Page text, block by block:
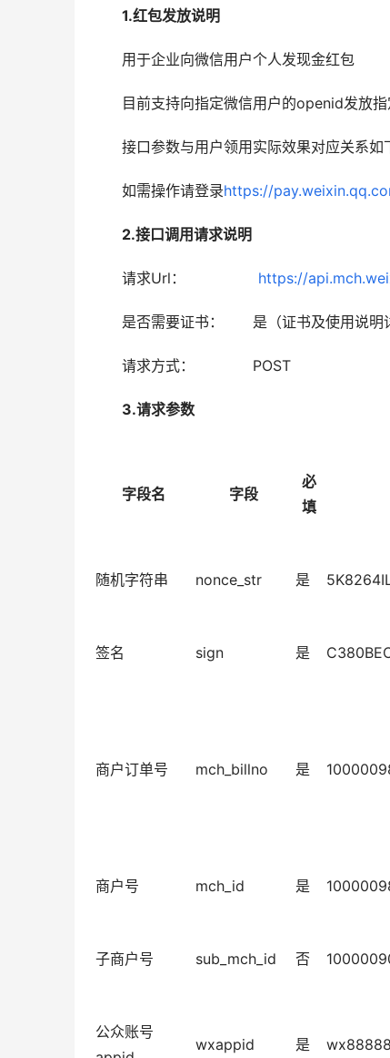
1.红包发放说明
用于企业向微信用户个人发现金红包
目前支持向指定微信用户的openid发放指
接口参数与用户领用实际效果对应关系如
如需操作请登录https://
2.接口调用请求说明
请求Url： https://
是否需要证书：　　是（证书及使用说明
请求方式：　　　　POST
3.请求参数
字段名 字段
必
填
随机字符串 nonce_str 是
签名 sign 是
商户订单号 mch_billno 是
商户号 mch_id 是
子商户号 sub_mch_id 否
公众账号
wxappid 是